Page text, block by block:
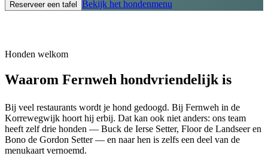
Reserveer een tafel Bekijk het hondenmenu
Honden welkom
Waarom Fernweh hondvriendelijk is
Bij veel restaurants wordt je hond gedoogd. Bij Fernweh in de
Korrewegwijk hoort hij erbij. Dat kan ook niet anders: ons team
heeft zelf drie honden — Buck de Ierse Setter, Floor de Landseer en
Bono de Gordon Setter — en naar hen is zelfs een deel van de
menukaart vernoemd.